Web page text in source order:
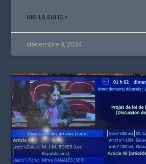
LIRE LA SUITE »
décembre 9, 2024